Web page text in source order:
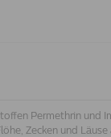
Permethrin und
Zecken und